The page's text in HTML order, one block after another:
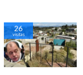
26
visitas